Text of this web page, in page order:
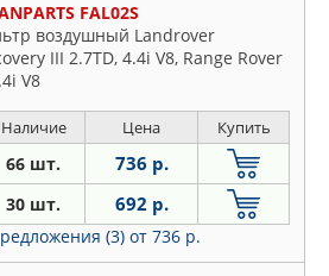
FAL02S
воздушный Landrover
III 2.7TD, 4.4i V8, Range Rover
V8
Наличие Цена Купить
66 шт. 736 р.
30 шт. 692 р.
(3) от 736 р.